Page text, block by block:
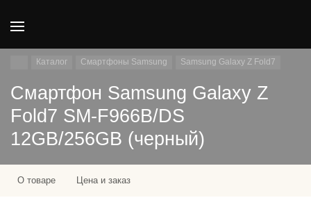
Каталог Смартфоны Samsung Samsung Galaxy Z Fold7
Смартфон Samsung Galaxy Z
Fold7 SM-F966B/DS
12GB/256GB (черный)
О товаре Цена и заказ